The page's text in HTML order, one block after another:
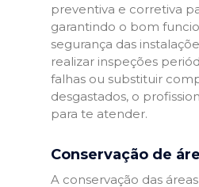
preventiva e corretiva
garantindo o bom
segurança das
realizar inspeções
falhas ou substituir
desgastados, o
para te atender.
Conservação de
A conservação das